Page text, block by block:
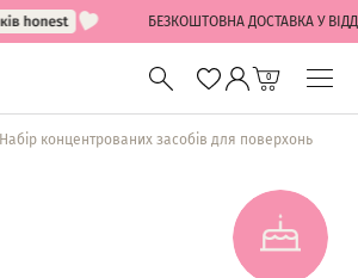
БЕЗКОШТОВНА ДОСТАВКА У
0
Набір концентрованих засобів для поверхонь